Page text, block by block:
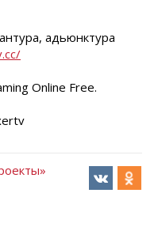
адьюнктура
Online Free.